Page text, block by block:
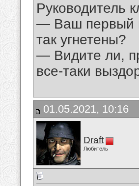
Руководитель
— Ваш первый
так угнетены?
— Видите ли,
все-таки
01.05.2021, 10:16
Draft
Любитель